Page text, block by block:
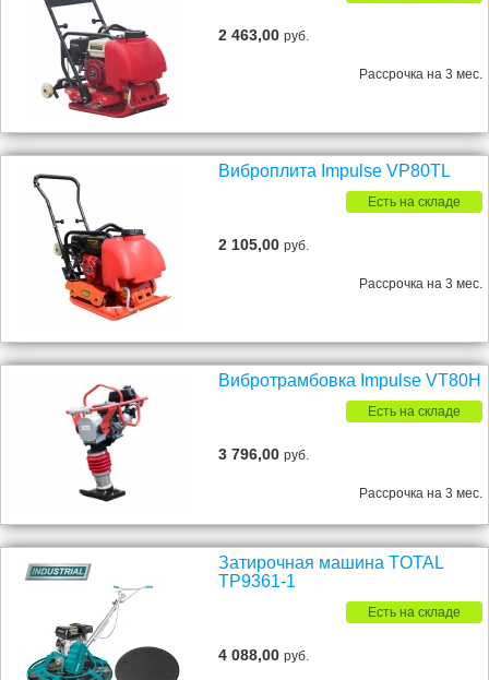
2 463,00руб.
Рассрочка на 3 мес.
Виброплита Impulse VP80TL
Есть на складе
2 105,00руб.
Рассрочка на 3 мес.
Вибротрамбовка Impulse VT80H
Есть на складе
3 796,00руб.
Рассрочка на 3 мес.
Затирочная машина TOTAL
TP9361-1
Есть на складе
4 088,00руб.